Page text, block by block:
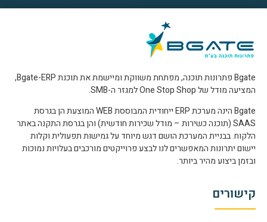
Bgate פתרונות תוכנה, מפתחת משווקת ומיישמת את תוכנת Bgate-ERP,
המציעה מודל של One Stop Shop למגזר ה-SMB.
Bgate הינה מערכת ERP ייחודית המבוססת WEB המוצעת הן בגרסת
SAAS (תוכנה כשירות – מודל שכירות חודשית) והן בגרסת התקנה באתר
הלקוח. בבניית המערכת הושם דגש מיוחד על גמישות תפעולית וקלות
יישום יתרונות המאפשרים לנו לבצע פרוייקטים מורכבים בעלויות נמוכות
ובזמן ביצוע מהיר ביותר.
קישורים